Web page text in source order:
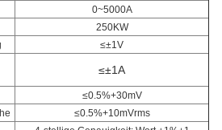
0~5000A
250KW
≤±1V
≤±1A
≤0.5%+30mV
≤0.5%+10mVrms